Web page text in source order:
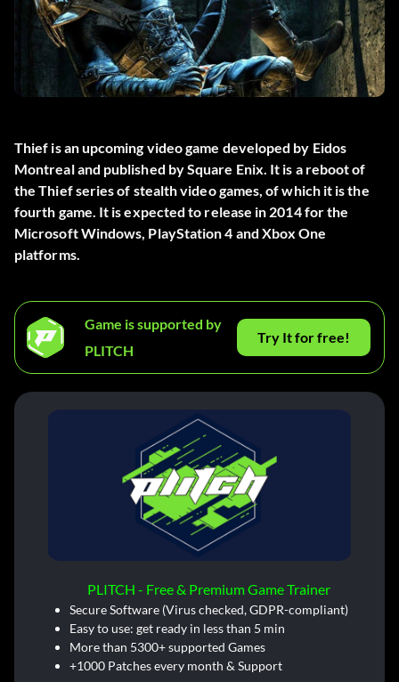
Thief is an upcoming video game developed by Eidos
Montreal and published by Square Enix. It is a reboot of
the Thief series of stealth video games, of which it is the
fourth game. It is expected to release in 2014 for the
Microsoft Windows, PlayStation 4 and Xbox One
platforms.
Game is supported by
PLITCH
Try It for free!
PLITCH - Free & Premium Game Trainer
Secure Software (Virus checked, GDPR-compliant)
Easy to use: get ready in less than 5 min
More than 5300+ supported Games
+1000 Patches every month & Support